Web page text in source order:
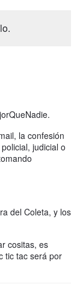
la confesión
judicial o
del Coleta, y los
cositas, es
tic tac será por